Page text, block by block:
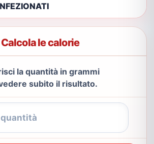
Calcola le calorie
la quantità in grammi
subito il risultato.